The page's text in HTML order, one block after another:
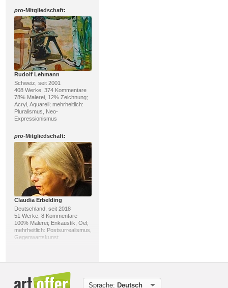
pro-Mitgliedschaft:
Rudolf Lehmann
Schweiz, seit 2001
408 Werke, 374 Kommentare
78% Malerei, 12% Zeichnung;
Acryl, Aquarell; mehrheitlich:
Pluralismus, Neo-
Expressionismus
pro-Mitgliedschaft:
Claudia Erbelding
Deutschland, seit 2018
51 Werke, 8 Kommentare
100% Malerei; Enkaustik, Oel;
mehrheitlich: Postsurrealismus,
Gegenwartskunst
Sprache: Deutsch